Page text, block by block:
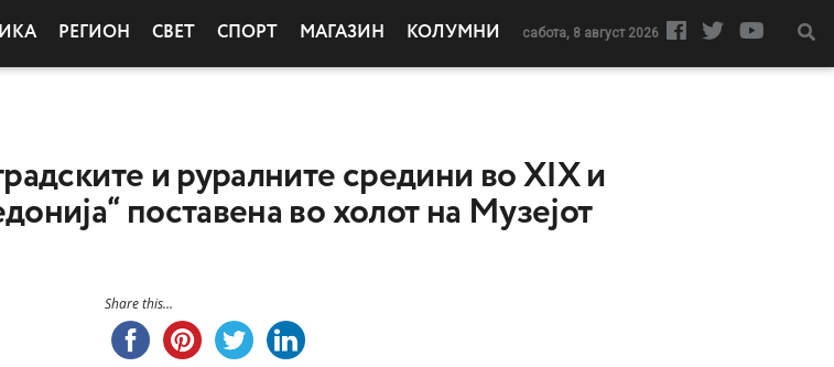
РЕГИОН СВЕТ СПОРТ МАГАЗИН КОЛУМНИ сабота, 8 август 2026
и руралните средини во XIX и
поставена во холот на Музејот
Share this...